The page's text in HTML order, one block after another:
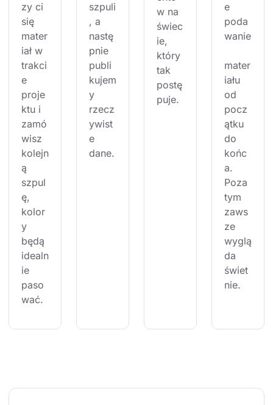
zy ci
się
mater
iał w
trakci
e
proje
ktu i
zamó
wisz
kolejn
ą
szpul
ę,
kolor
y
będą
idealn
ie
paso
wać.
szpuli
, a
nastę
pnie
publi
kujem
y
rzecz
ywist
e
dane.
w na
świec
ie,
który
tak
postę
puje.
e
poda
wanie
mater
iału
od
pocz
ątku
do
końc
a.
Poza
tym
zaws
ze
wyglą
da
świet
nie.